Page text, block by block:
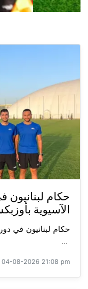
حكام لبنانيون
الآسيوية
حكام لبنانيون في
...
04-08-2026 21:08 pm